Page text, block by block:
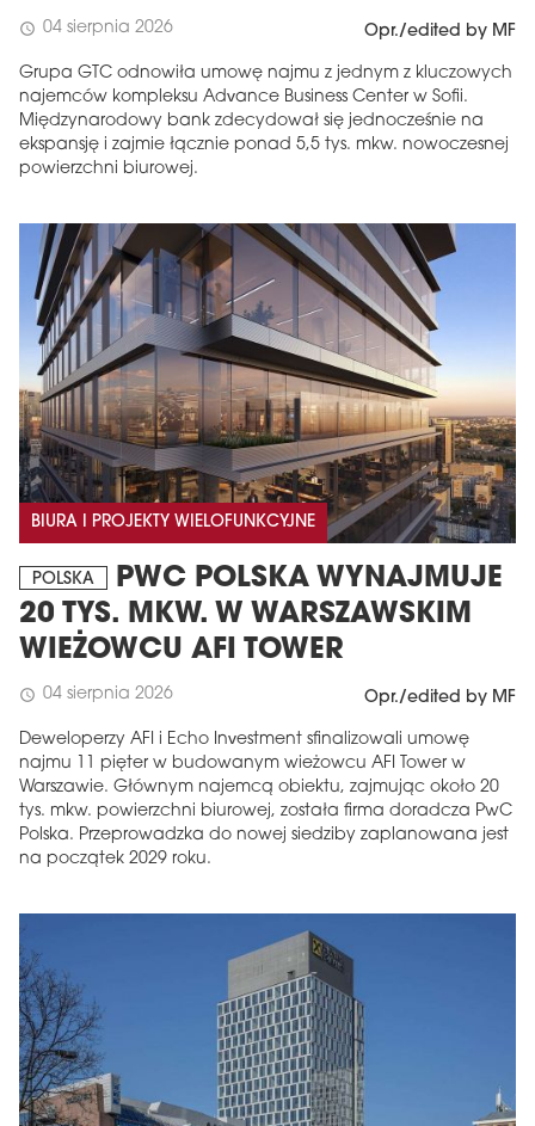
schedule 04 sierpnia 2026 Opr./edited by MF
Grupa GTC odnowiła umowę najmu z jednym z kluczowych
najemców kompleksu Advance Business Center w Sofii.
Międzynarodowy bank zdecydował się jednocześnie na
ekspansję i zajmie łącznie ponad 5,5 tys. mkw. nowoczesnej
powierzchni biurowej.
BIURA I PROJEKTY WIELOFUNKCYJNE
POLSKA
PWC POLSKA WYNAJMUJE
20 TYS. MKW. W WARSZAWSKIM
WIEŻOWCU AFI TOWER
schedule 04 sierpnia 2026 Opr./edited by MF
Deweloperzy AFI i Echo Investment sfinalizowali umowę
najmu 11 pięter w budowanym wieżowcu AFI Tower w
Warszawie. Głównym najemcą obiektu, zajmując około 20
tys. mkw. powierzchni biurowej, została firma doradcza PwC
Polska. Przeprowadzka do nowej siedziby zaplanowana jest
na początek 2029 roku.